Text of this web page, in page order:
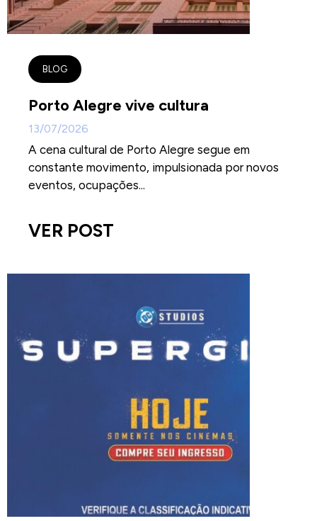
BLOG
Porto Alegre vive cultura
13/07/2026
A cena cultural de Porto Alegre segue em
constante movimento, impulsionada por novos
eventos, ocupações...
VER POST